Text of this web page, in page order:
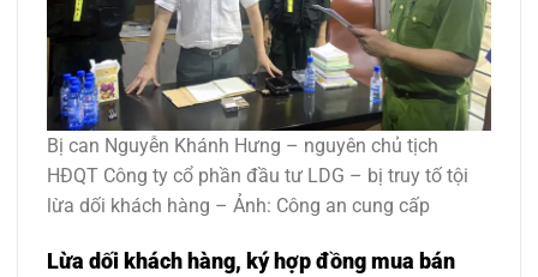
Bị can Nguyễn Khánh Hưng – nguyên chủ tịch
HĐQT Công ty cổ phần đầu tư LDG – bị truy tố tội
lừa dối khách hàng – Ảnh: Công an cung cấp
Lừa dối khách hàng, ký hợp đồng mua bán